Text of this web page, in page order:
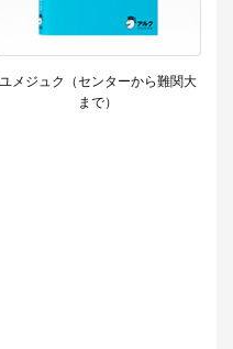
ユメジュク（センターから難関大
まで）